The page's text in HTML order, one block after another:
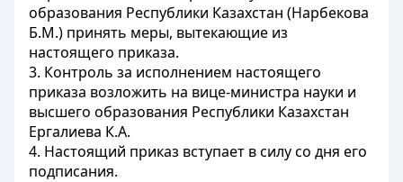
образования Республики Казахстан (Нарбекова
Б.М.) принять меры, вытекающие из
настоящего приказа.
3. Контроль за исполнением настоящего
приказа возложить на вице-министра науки и
высшего образования Республики Казахстан
Ергалиева К.А.
4. Настоящий приказ вступает в силу со дня его
подписания.